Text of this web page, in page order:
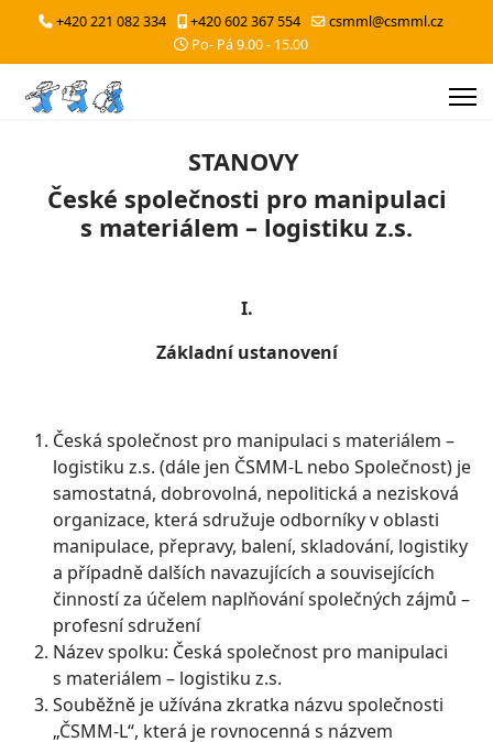
+420 221 082 334 +420 602 367 554
csmml@csmml.cz
Po- Pá 9.00 - 15.00
STANOVY
České společnosti pro manipulaci
s materiálem – logistiku z.s.
I.
Základní ustanovení
Česká společnost pro manipulaci s materiálem –
logistiku z.s. (dále jen ČSMM-L nebo Společnost) je
samostatná, dobrovolná, nepolitická a nezisková
organizace, která sdružuje odborníky v oblasti
manipulace, přepravy, balení, skladování, logistiky
a případně dalších navazujících a souvisejících
činností za účelem naplňování společných zájmů –
profesní sdružení
Název spolku: Česká společnost pro manipulaci
s materiálem – logistiku z.s.
Souběžně je užívána zkratka názvu společnosti
„ČSMM-L“, která je rovnocenná s názvem